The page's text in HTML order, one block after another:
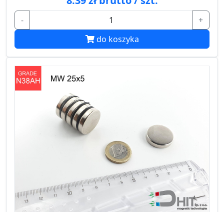
-
+
do koszyka